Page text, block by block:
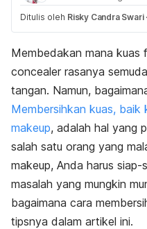
Ditulis oleh Risky Candra Swari ·
Membedakan mana kuas
concealer rasanya
tangan. Namun,
Membersihkan kuas, baik
makeup, adalah hal yang
salah satu orang yang
makeup, Anda harus siap-
masalah yang mungkin
bagaimana cara
tipsnya dalam artikel ini.